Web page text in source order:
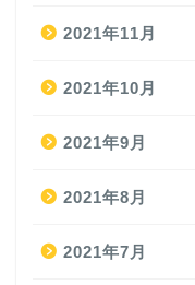
2021年11月
2021年10月
2021年9月
2021年8月
2021年7月